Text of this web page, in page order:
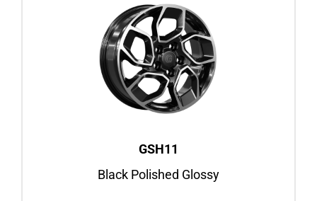
GSH11
Black Polished Glossy
GSH11
Black Polished Glossy
16″
Ford Transit, ab BJ 2014
Ford Transit Custom, BJ 2012–2023
Felgenansicht